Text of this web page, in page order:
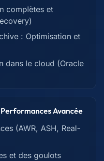
complètes et
: Optimisation et
dans le cloud (Oracle
Avancée
(AWR, ASH, Real-
et des goulots